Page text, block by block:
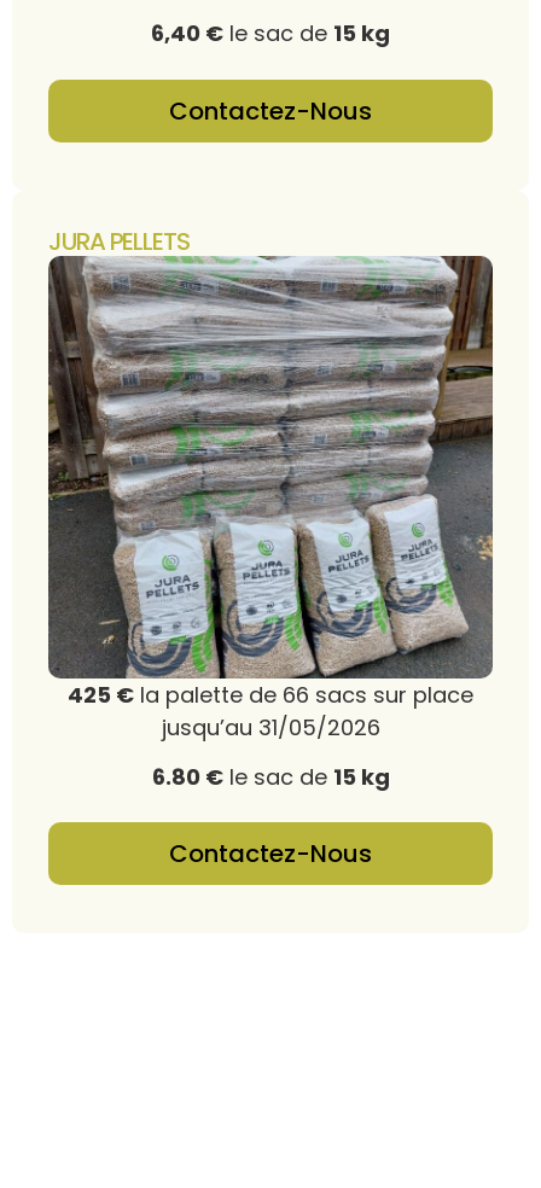
6,40 € le sac de 15 kg
Contactez-Nous
JURA PELLETS
425 € la palette de 66 sacs sur place
jusqu’au 31/05/2026
6.80 €le sac de 15 kg
Contactez-Nous